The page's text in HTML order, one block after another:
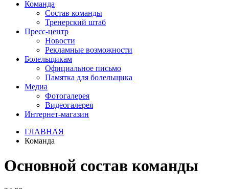
Команда
Состав команды
Тренерский штаб
Пресс-центр
Новости
Рекламные возможности
Болельщикам
Официальное письмо
Памятка для болельщика
Медиа
Фотогалерея
Видеогалерея
Интернет-магазин
ГЛАВНАЯ
Команда
Основной состав команды